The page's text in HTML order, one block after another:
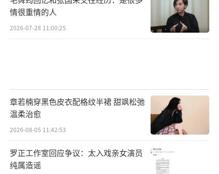
情很重情的人
2026-07-28 11:00:25
章若楠穿黑色皮衣配格纹半裙 甜飒松弛
温柔治愈
2026-08-05 11:42:53
罗正工作室回应争议：太入戏亲女演员
纯属造谣